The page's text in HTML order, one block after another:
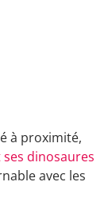
à proximité,
dinosaures
avec les